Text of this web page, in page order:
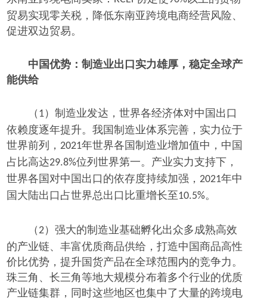
贸易实现零关税，降低东南亚跨境电商经营风险、
促进双边贸易。
中国优势：制造业出口实力雄厚，稳定全球产
能供给
（ 1）制造业发达，世界各经济体对中国出口
依赖度逐年提升。我国制造业体系完善，实力位于
世界前列， 2021年世界各国制造业增加值中，中国
占比高达29.8%位列世界第一。产业实力支持下，
世界各国对中国出口的依存度持续加强， 2021年中
国大陆出口占世界总出口比重增长至10.5%。
（2）强大的制造业基础孵化出众多成熟高效
的产业链、丰富优质商品供给，打造中国商品高性
价比优势，提升国货产品在全球范围内的竞争力。
珠三角、长三角等地大规模分布着多个行业的优质
产业链集群，同时这些地区也集中了大量的跨境电